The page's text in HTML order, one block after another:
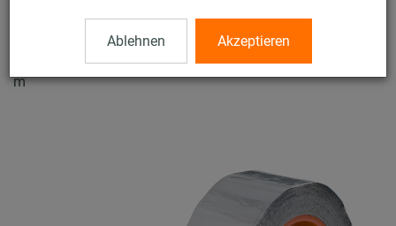
Ablehnen Akzeptieren
Kaltschrumpfband
Kaltschrumpfband, 50 x 0,62 mm, selbstklebend, Rolle à 10
m